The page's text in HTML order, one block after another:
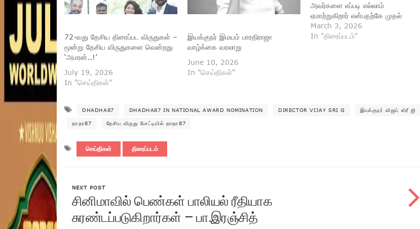
72-வது தேசிய திரைப்பட விருதுகள் –
மூன்று தேசிய விருதுகளை வென்றது
‘அமரன்..!’
July 19, 2026
In "செய்திகள்"
இயக்குநர் இமயம் பாரதிராஜா
வாழ்க்கை வரலாறு
June 10, 2026
In "செய்திகள்"
அவர்களை எப்படி எல்லாம்
ஏமாற்றுகிறார் என்பதற்கே முதல்
பாதிப்பட காட்சிகள் போய்விடுகின்றன.
சரவணன் என்ற பாத்திர பெயர்
அதில் ஹைலைட், கடன்
March 3, 2026
In "திரைப்படம்"
DHADHA87 DHADHA87 IN NATIONAL AWARD NOMINATION DIRECTOR VIJAY SRI G இயக்குநர் விஜய் ஸ்ரீ ஜி
தாதா87 தேசிய விருது போட்டியில் தாதா87
செய்திகள் திரைப்படம்
NEXT POST
சினிமாவில் பெண்கள் பாலியல் ரீதியாக
சுரண்டப்படுகிறார்கள் – பா.இரஞ்சித்